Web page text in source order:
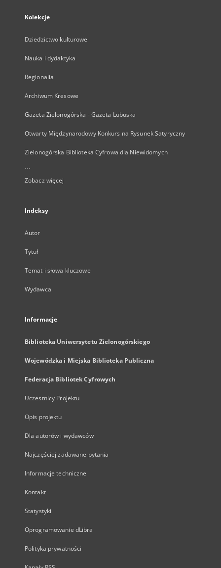
Kolekcje
Dziedzictwo kulturowe
Nauka i dydaktyka
Regionalia
Archiwum Kresowe
Gazeta Zielonogórska - Gazeta Lubuska
Otwarty Międzynarodowy Konkurs na Rysunek Satyryczny
Zielonogórska Biblioteka Cyfrowa dla Niewidomych
...
Zobacz więcej
Indeksy
Autor
Tytuł
Temat i słowa kluczowe
Wydawca
Informacje
Biblioteka Uniwersytetu Zielonogórskiego
Wojewódzka i Miejska Biblioteka Publiczna
Federacja Bibliotek Cyfrowych
Uczestnicy Projektu
Opis projektu
Dla autorów i wydawców
Najczęściej zadawane pytania
Informacje techniczne
Kontakt
Statystyki
Oprogramowanie dLibra
Polityka prywatności